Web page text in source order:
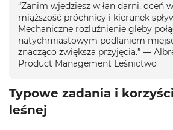
“Zanim wjedziesz w łan darni, oceń
miąższość próchnicy i kierunek
Mechaniczne rozluźnienie gleby
natychmiastowym podlaniem
znacząco zwiększa przyjęcia.” —
Product Management Leśnictwo
Typowe zadania i
leśnej